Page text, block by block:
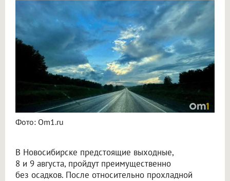
Фото: Om1.ru
В Новосибирске предстоящие выходные,
8 и 9 августа, пройдут преимущественно
без осадков. После относительно прохладной